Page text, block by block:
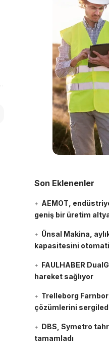
Son Eklenenler
AEMOT,
geniş bir üretim
Ünsal Makina,
kapasitesini
FAULHABER
hareket sağlıyor
Trelleborg
çözümlerini
DBS, Symetro
tamamladı